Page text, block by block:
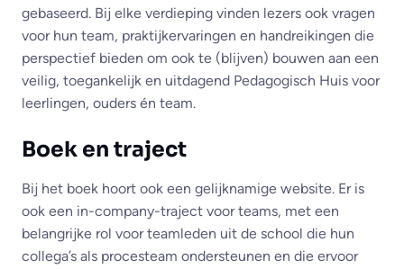
gebaseerd. Bij elke verdieping vinden lezers ook vragen
voor hun team, praktijkervaringen en handreikingen die
perspectief bieden om ook te (blijven) bouwen aan een
veilig, toegankelijk en uitdagend Pedagogisch Huis voor
leerlingen, ouders én team.
Boek en traject
Bij het boek hoort ook een gelijknamige website. Er is
ook een in-company-traject voor teams, met een
belangrijke rol voor teamleden uit de school die hun
collega’s als procesteam ondersteunen en die ervoor